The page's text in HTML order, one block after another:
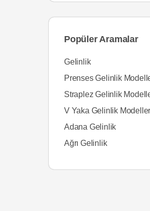
Popüler Aramalar
Gelinlik
Prenses Gelinlik
Straplez Gelinlik
V Yaka Gelinlik
Adana Gelinlik
Ağrı Gelinlik